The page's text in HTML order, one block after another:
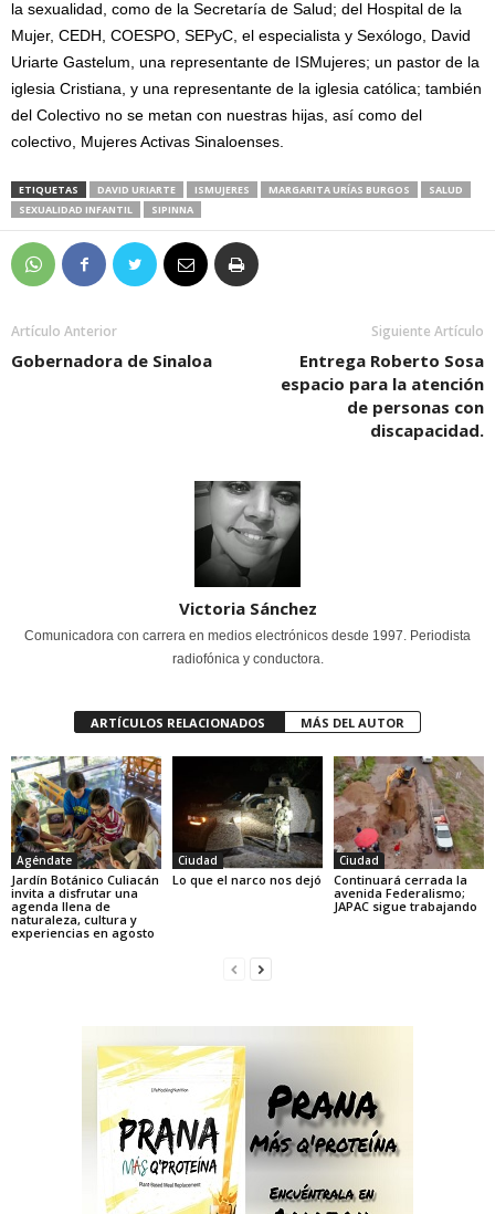
la sexualidad, como de la Secretaría de Salud; del Hospital de la
Mujer, CEDH, COESPO, SEPyC, el especialista y Sexólogo, David
Uriarte Gastelum, una representante de ISMujeres; un pastor de la
iglesia Cristiana, y una representante de la iglesia católica; también
del Colectivo no se metan con nuestras hijas, así como del
colectivo, Mujeres Activas Sinaloenses.
ETIQUETAS DAVID URIARTE ISMUJERES MARGARITA URÍAS BURGOS
SALUD
SEXUALIDAD INFANTIL
SIPINNA
Artículo Anterior
Gobernadora de Sinaloa
Siguiente Artículo
Entrega Roberto Sosa
espacio para la atención
de personas con
discapacidad.
Victoria Sánchez
Comunicadora con carrera en medios electrónicos desde 1997. Periodista
radiofónica y conductora.
ARTÍCULOS RELACIONADOS MÁS DEL AUTOR
Agéndate
Jardín Botánico Culiacán
invita a disfrutar una
agenda llena de
naturaleza, cultura y
experiencias en agosto
Ciudad
Lo que el narco nos dejó
Ciudad
Continuará cerrada la
avenida Federalismo;
JAPAC sigue trabajando